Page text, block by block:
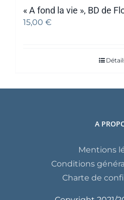
« A fond la vie », BD de
15,00 €
A
Mentions
Conditions
Charte de